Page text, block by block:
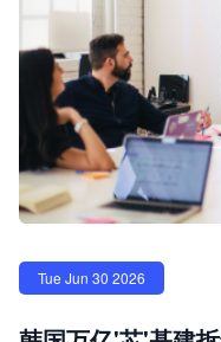
Tue Jun 30 2026